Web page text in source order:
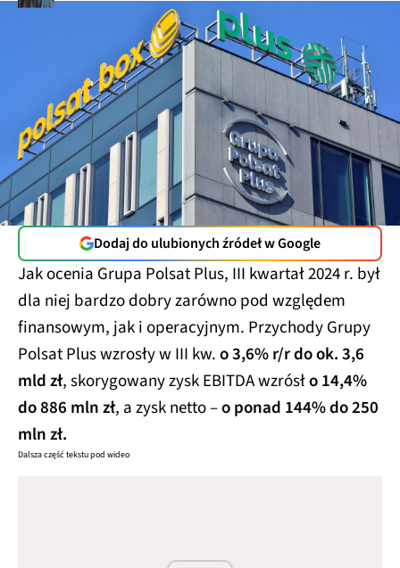
Dodaj do ulubionych źródeł w Google
Jak ocenia Grupa Polsat Plus, III kwartał 2024 r. był
dla niej bardzo dobry zarówno pod względem
finansowym, jak i operacyjnym. Przychody Grupy
Polsat Plus wzrosły w III kw.o 3,6% r/r do ok. 3,6
mld zł, skorygowany zysk EBITDA wzrósło 14,4%
do 886 mln zł, a zysk netto –o ponad 144% do 250
mln zł.
Dalsza część tekstu pod wideo